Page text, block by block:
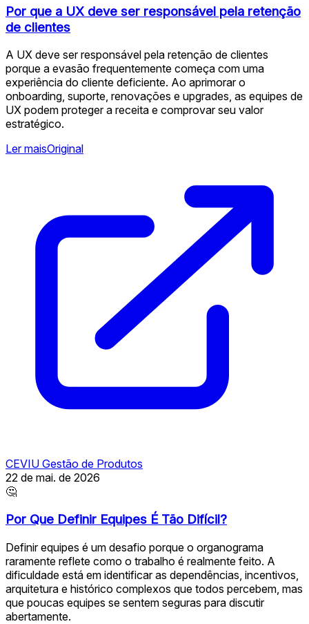
Por que a UX deve ser responsável pela retenção
de clientes
A UX deve ser responsável pela retenção de clientes
porque a evasão frequentemente começa com uma
experiência do cliente deficiente. Ao aprimorar o
onboarding, suporte, renovações e upgrades, as equipes de
UX podem proteger a receita e comprovar seu valor
estratégico.
Ler maisOriginal
CEVIU Gestão de Produtos
22 de mai. de 2026
🤔
Por Que Definir Equipes É Tão Difícil?
Definir equipes é um desafio porque o organograma
raramente reflete como o trabalho é realmente feito. A
dificuldade está em identificar as dependências, incentivos,
arquitetura e histórico complexos que todos percebem, mas
que poucas equipes se sentem seguras para discutir
abertamente.